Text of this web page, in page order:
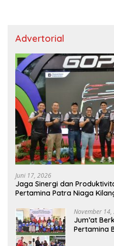
Advertorial
Juni 17, 2026
Jaga Sinergi dan
Pertamina Patra Niaga
November 14,
Jum’at
Pertamina